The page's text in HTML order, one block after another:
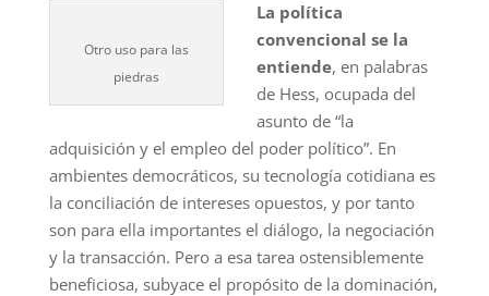
Otro uso para las
piedras
La política
convencional se la
entiende, en palabras
de Hess, ocupada del
asunto de “la
adquisición y el empleo del poder político”. En
ambientes democráticos, su tecnología cotidiana es
la conciliación de intereses opuestos, y por tanto
son para ella importantes el diálogo, la negociación
y la transacción. Pero a esa tarea ostensiblemente
beneficiosa, subyace el propósito de la dominación,